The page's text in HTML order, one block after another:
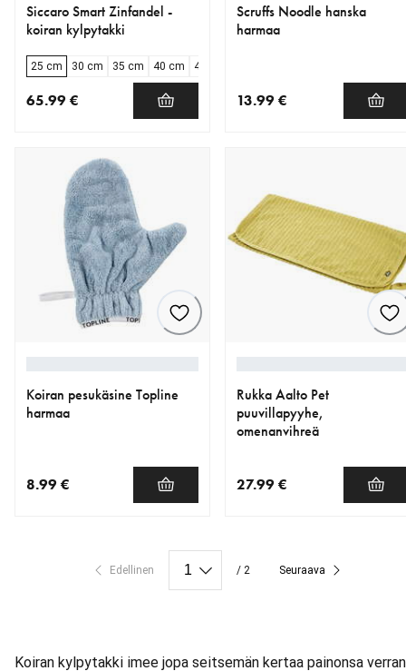
Siccaro Smart Zinfandel -
koiran kylpytakki
25 cm 30 cm 35 cm 40 cm 45 cm
65.99 €
Scruffs Noodle hanska
harmaa
13.99 €
Koiran pesukäsine Topline
harmaa
8.99 €
Rukka Aalto Pet
puuvillapyyhe,
omenanvihreä
27.99 €
Edellinen / 2 Seuraava
Koiran kylpytakki imee jopa seitsemän kertaa painonsa verran